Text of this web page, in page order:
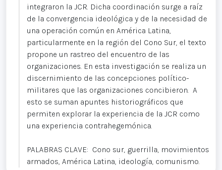
integraron la JCR. Dicha coordinación surge a raíz
de la convergencia ideológica y de la necesidad de
una operación común en América Latina,
particularmente en la región del Cono Sur, el texto
propone un rastreo del encuentro de las
organizaciones. En esta investigación se realiza un
discernimiento de las concepciones político-
militares que las organizaciones concibieron. A
esto se suman apuntes historiográficos que
permiten explorar la experiencia de la JCR como
una experiencia contrahegemónica.
PALABRAS CLAVE: Cono sur, guerrilla, movimientos
armados, América Latina, ideología, comunismo.